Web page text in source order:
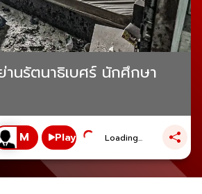
นรัตนาธิเบศร์ นักศึกษา
Play Loading...